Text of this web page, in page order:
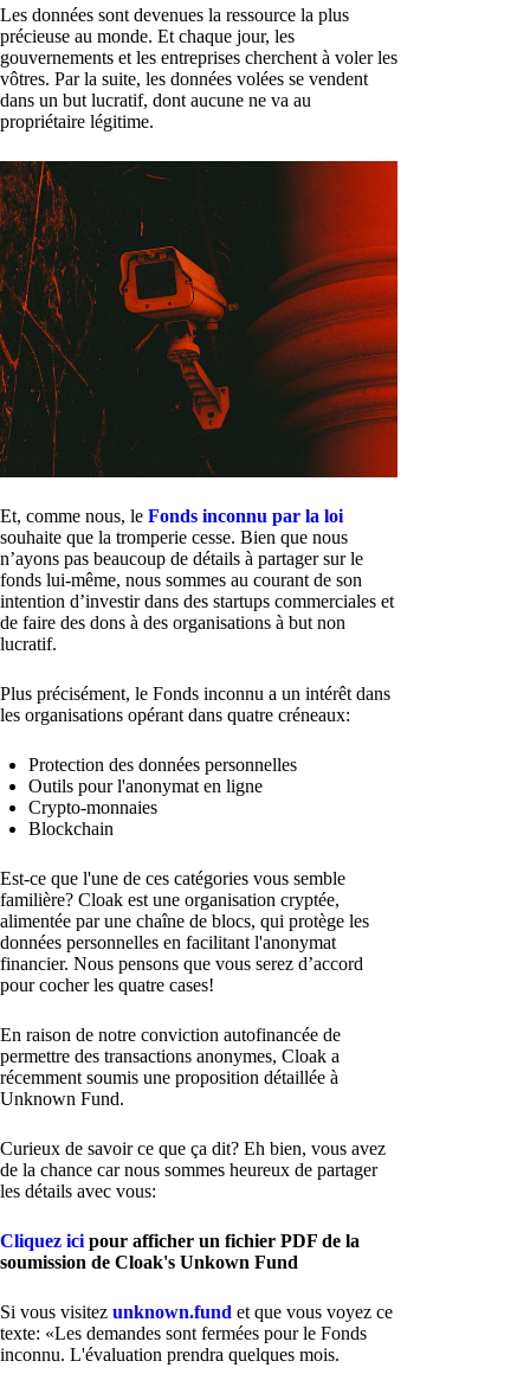
Les données sont devenues la ressource la plus
précieuse au monde. Et chaque jour, les
gouvernements et les entreprises cherchent à voler les
vôtres. Par la suite, les données volées se vendent
dans un but lucratif, dont aucune ne va au
propriétaire légitime.
Et, comme nous, le Fonds inconnu par la loi
souhaite que la tromperie cesse. Bien que nous
n’ayons pas beaucoup de détails à partager sur le
fonds lui-même, nous sommes au courant de son
intention d’investir dans des startups commerciales et
de faire des dons à des organisations à but non
lucratif.
Plus précisément, le Fonds inconnu a un intérêt dans
les organisations opérant dans quatre créneaux:
Protection des données personnelles
Outils pour l'anonymat en ligne
Crypto-monnaies
Blockchain
Est-ce que l'une de ces catégories vous semble
familière? Cloak est une organisation cryptée,
alimentée par une chaîne de blocs, qui protège les
données personnelles en facilitant l'anonymat
financier. Nous pensons que vous serez d’accord
pour cocher les quatre cases!
En raison de notre conviction autofinancée de
permettre des transactions anonymes, Cloak a
récemment soumis une proposition détaillée à
Unknown Fund.
Curieux de savoir ce que ça dit? Eh bien, vous avez
de la chance car nous sommes heureux de partager
les détails avec vous:
Cliquez ici pour afficher un fichier PDF de la
soumission de Cloak's Unkown Fund
Si vous visitez unknown.fund et que vous voyez ce
texte: «Les demandes sont fermées pour le Fonds
inconnu. L'évaluation prendra quelques mois.